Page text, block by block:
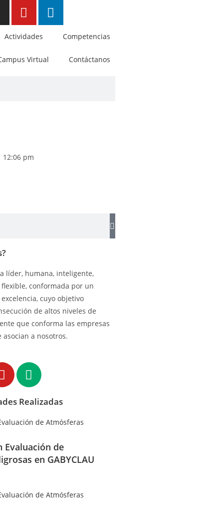
Actividades Competencias
Virtual Contáctanos
12:06 pm
líder, humana, inteligente,
conformada por un
cuyo objetivo
de altos niveles de
que conforma las empresas
asocian a nosotros.
Realizadas
Evaluación de
en GABYCLAU